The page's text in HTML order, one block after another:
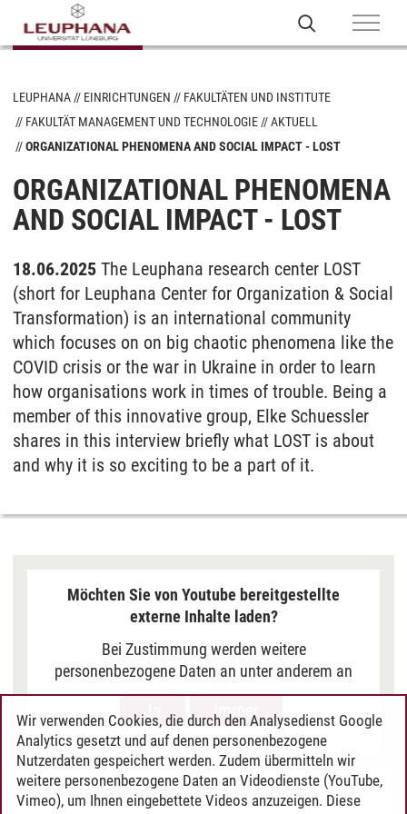
LEUPHANA EINRICHTUNGEN
FAKULTÄTEN UND INSTITUTE
FAKULTÄT MANAGEMENT UND TECHNOLOGIE
AKTUELL
ORGANIZATIONAL PHENOMENA AND SOCIAL IMPACT - LOST
ORGANIZATIONAL PHENOMENA
AND SOCIAL IMPACT - LOST
18.06.2025 The Leuphana research center LOST
(short for Leuphana Center for Organization & Social
Transformation) is an international community
which focuses on on big chaotic phenomena like the
COVID crisis or the war in Ukraine in order to learn
how organisations work in times of trouble. Being a
member of this innovative group, Elke Schuessler
shares in this interview briefly what LOST is about
and why it is so exciting to be a part of it.
Möchten Sie von Youtube bereitgestellte
externe Inhalte laden?
Bei Zustimmung werden weitere
personenbezogene Daten an unter anderem an
Google in den USA übermittelt, um Ihnen Youtube-
Videos anzuzeigen. Der Europäische Gerichtshof
hat das Datenschutzniveau in den USA, gemessen
an EU-Standards, jedoch als unzureichend
eingeschätzt. Es besteht auch die Möglichkeit,
dass Ihre Daten dann durch US-Behörden
Immer
Wir verwenden Cookies, die durch den Analysedienst Google
Analytics gesetzt und auf denen personenbezogene
Nutzerdaten gespeichert werden. Zudem übermitteln wir
weitere personenbezogene Daten an Videodienste (YouTube,
Vimeo), um Ihnen eingebettete Videos anzuzeigen. Diese